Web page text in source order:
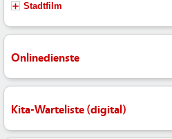
Stadtfilm
Onlinedienste
Kita-Warteliste (digital)